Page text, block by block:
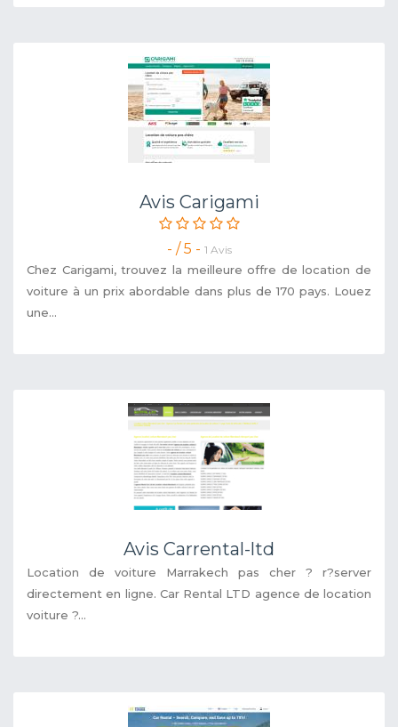
Avis Carigami
- / 5 - 1 Avis
Chez Carigami, trouvez la meilleure offre de location de
voiture à un prix abordable dans plus de 170 pays. Louez
une...
Avis Carrental-ltd
Location de voiture Marrakech pas cher ? r?server
directement en ligne. Car Rental LTD agence de location
voiture ?...